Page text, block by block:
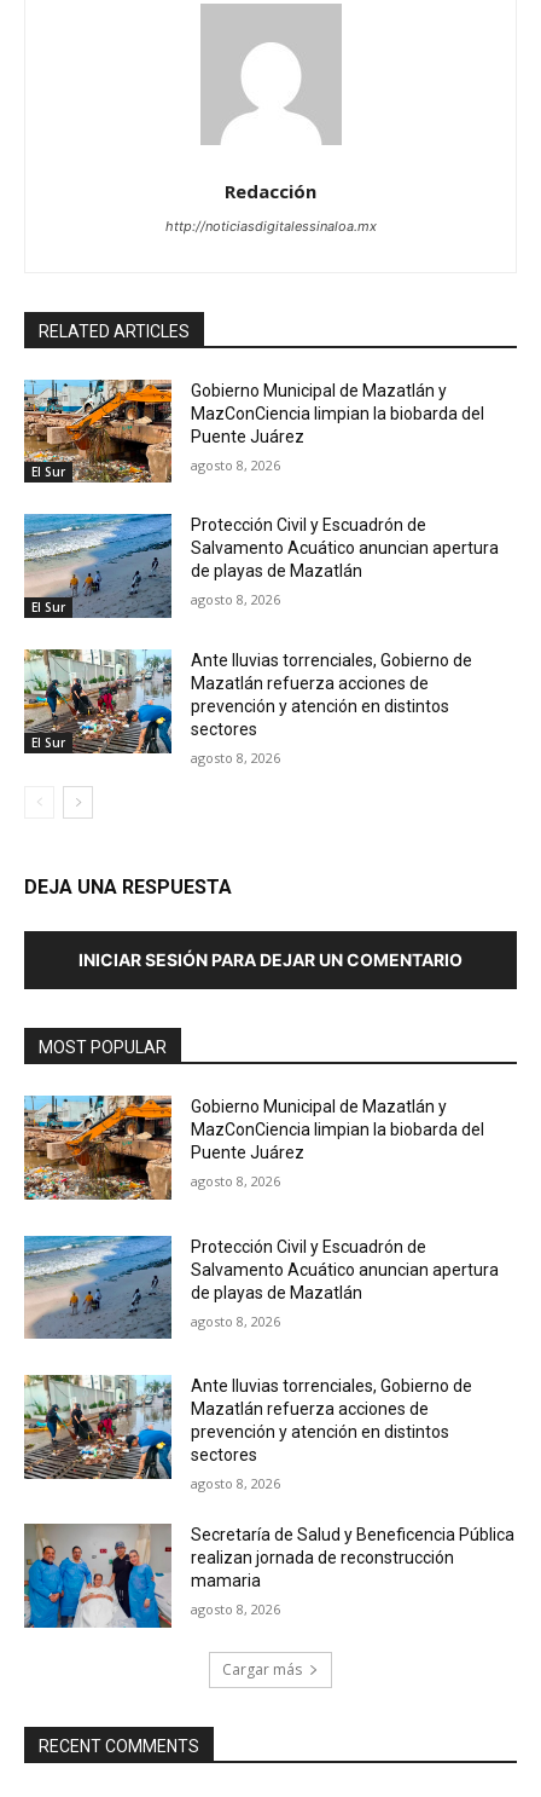
Redacción
http://noticiasdigitalessinaloa.mx
RELATED ARTICLES
El Sur
Gobierno Municipal de Mazatlán y
MazConCiencia limpian la biobarda del
Puente Juárez
agosto 8, 2026
El Sur
Protección Civil y Escuadrón de
Salvamento Acuático anuncian apertura
de playas de Mazatlán
agosto 8, 2026
El Sur
Ante lluvias torrenciales, Gobierno de
Mazatlán refuerza acciones de
prevención y atención en distintos
sectores
agosto 8, 2026
DEJA UNA RESPUESTA
INICIAR SESIÓN PARA DEJAR UN COMENTARIO
MOST POPULAR
Gobierno Municipal de Mazatlán y
MazConCiencia limpian la biobarda del
Puente Juárez
agosto 8, 2026
Protección Civil y Escuadrón de
Salvamento Acuático anuncian apertura
de playas de Mazatlán
agosto 8, 2026
Ante lluvias torrenciales, Gobierno de
Mazatlán refuerza acciones de
prevención y atención en distintos
sectores
agosto 8, 2026
Secretaría de Salud y Beneficencia Pública
realizan jornada de reconstrucción
mamaria
agosto 8, 2026
Cargar más
RECENT COMMENTS